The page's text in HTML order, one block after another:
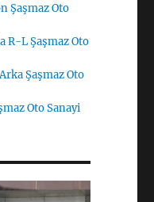
Şaşmaz Oto
R-L Şaşmaz Oto
Şaşmaz Oto
Oto Sanayi